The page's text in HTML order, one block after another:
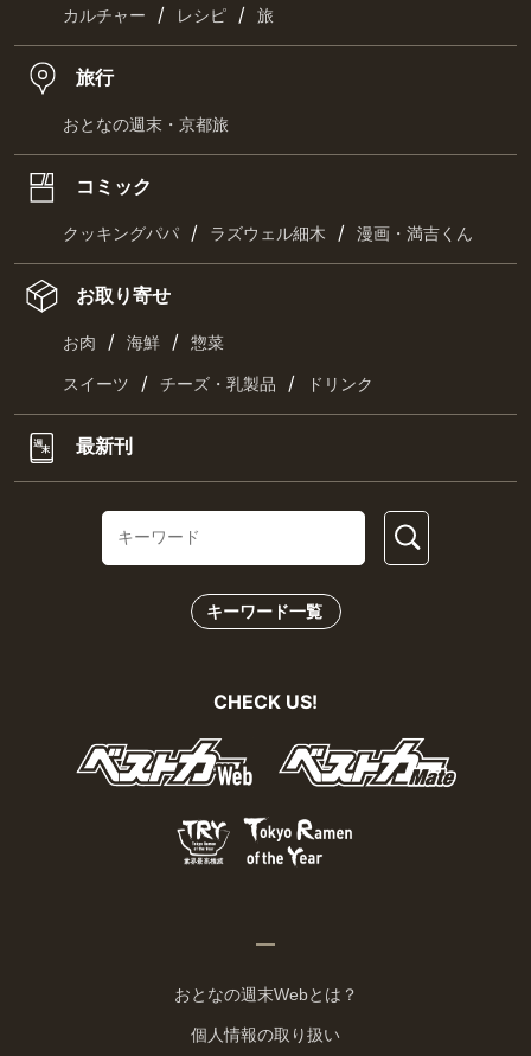
カルチャー / レシピ / 旅
旅行
おとなの週末・京都旅
コミック
クッキングパパ / ラズウェル細木 / 漫画・満吉くん
お取り寄せ
お肉 / 海鮮 / 惣菜
スイーツ / チーズ・乳製品 / ドリンク
最新刊
キーワード一覧
CHECK US!
おとなの週末Webとは？
個人情報の取り扱い